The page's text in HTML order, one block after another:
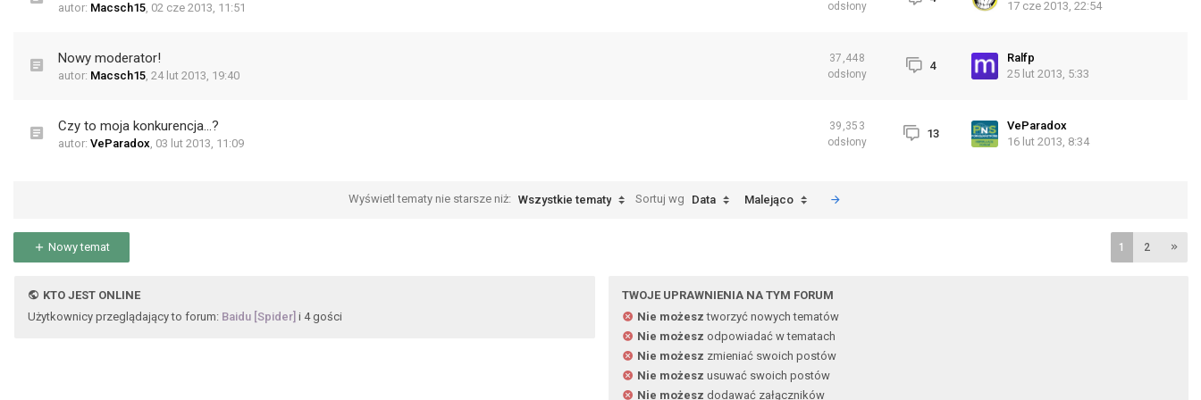
autor: Macsch15, 02 cze 2013, 11:51
odsłony
17 cze 2013, 22:54
Nowy moderator!
autor: Macsch15, 24 lut 2013, 19:40
37,448
odsłony
4
Ralfp
25 lut 2013, 5:33
Czy to moja konkurencja...?
autor: VeParadox, 03 lut 2013, 11:09
39,353
odsłony
13
VeParadox
16 lut 2013, 8:34
Wyświetl tematy nie starsze niż: Wszystkie tematy Sortuj wg Data Malejąco
Nowy temat 1 2
KTO JEST ONLINE
Użytkownicy przeglądający to forum: Baidu [Spider] i 4 gości
TWOJE UPRAWNIENIA NA TYM FORUM
Nie możesz tworzyć nowych tematów
Nie możesz odpowiadać w tematach
Nie możesz zmieniać swoich postów
Nie możesz usuwać swoich postów
Nie możesz dodawać załączników